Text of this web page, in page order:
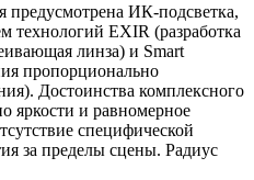
предусмотрена ИК-подсветка,
технологий EXIR (разработка
линза) и Smart
пропорционально
Достоинства комплексного
яркости и равномерное
специфической
за пределы сцены. Радиус